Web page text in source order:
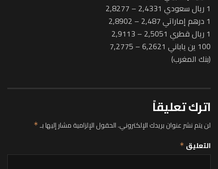
1 ريال سعودي 2,4331 – 2,8277
1 درهم إماراتي 2,487 – 2,8902
1 ريال قطري 2,5051 – 2,9113
100 ين ياباني 6,2621 – 7,2775
(بنك المغرب)
اترك تعليقاً
لن يتم نشر عنوان بريدك الإلكتروني.الحقول الإلزامية مشار إليها بـ*
التعليق *